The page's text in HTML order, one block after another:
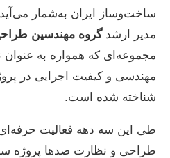
ساخت‌وساز ایران به‌شمار
مدیر ارشدگروه مهندسین
مجموعه‌ای که همواره به عنوان
مهندسی و کیفیت اجرایی در
شناخته شده است.
طی این سه دهه فعالیت
طراحی و نظارت صدها پروژه